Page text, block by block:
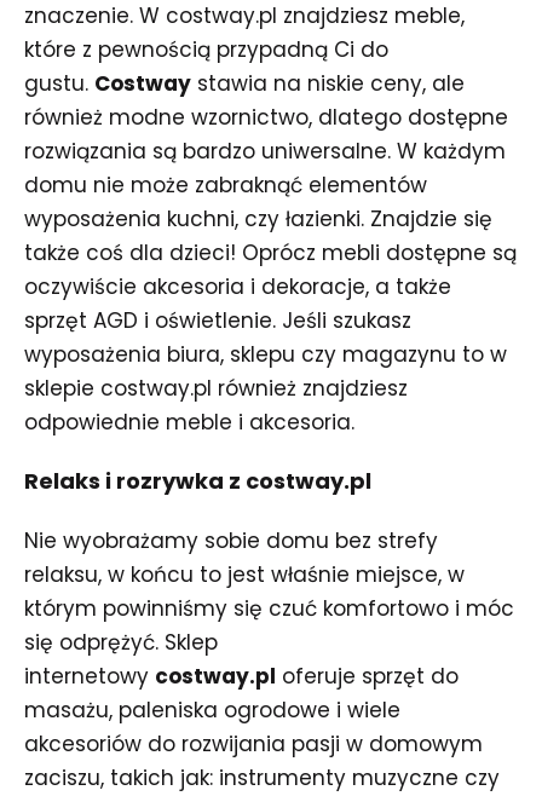
znaczenie. W costway.pl znajdziesz meble,
które z pewnością przypadną Ci do
gustu. Costway stawia na niskie ceny, ale
również modne wzornictwo, dlatego dostępne
rozwiązania są bardzo uniwersalne. W każdym
domu nie może zabraknąć elementów
wyposażenia kuchni, czy łazienki. Znajdzie się
także coś dla dzieci! Oprócz mebli dostępne są
oczywiście akcesoria i dekoracje, a także
sprzęt AGD i oświetlenie. Jeśli szukasz
wyposażenia biura, sklepu czy magazynu to w
sklepie costway.pl również znajdziesz
odpowiednie meble i akcesoria.
Relaks i rozrywka z costway.pl
Nie wyobrażamy sobie domu bez strefy
relaksu, w końcu to jest właśnie miejsce, w
którym powinniśmy się czuć komfortowo i móc
się odprężyć. Sklep
internetowy costway.pl oferuje sprzęt do
masażu, paleniska ogrodowe i wiele
akcesoriów do rozwijania pasji w domowym
zaciszu, takich jak: instrumenty muzyczne czy